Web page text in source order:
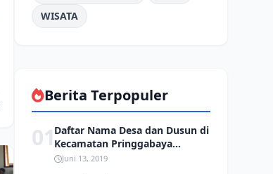
WISATA
Berita Terpopuler
01Daftar Nama Desa dan Dusun di
Kecamatan Pringgabaya
Kabupaten Lombok Timur
Juni 13, 2019